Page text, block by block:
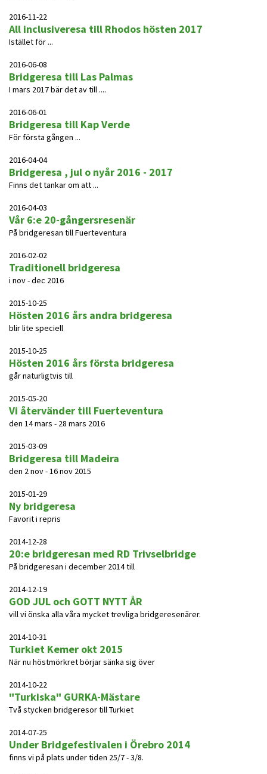
2016-11-22
All inclusiveresa till Rhodos hösten 2017
Istället för ...
2016-06-08
Bridgeresa till Las Palmas
I mars 2017 bär det av till ....
2016-06-01
Bridgeresa till Kap Verde
För första gången ...
2016-04-04
Bridgeresa , jul o nyår 2016 - 2017
Finns det tankar om att ...
2016-04-03
Vår 6:e 20-gångersresenär
På bridgeresan till Fuerteventura
2016-02-02
Traditionell bridgeresa
i nov - dec 2016
2015-10-25
Hösten 2016 års andra bridgeresa
blir lite speciell
2015-10-25
Hösten 2016 års första bridgeresa
går naturligtvis till
2015-05-20
Vi återvänder till Fuerteventura
den 14 mars - 28 mars 2016
2015-03-09
Bridgeresa till Madeira
den 2 nov - 16 nov 2015
2015-01-29
Ny bridgeresa
Favorit i repris
2014-12-28
20:e bridgeresan med RD Trivselbridge
På bridgeresan i december 2014 till
2014-12-19
GOD JUL och GOTT NYTT ÅR
vill vi önska alla våra mycket trevliga bridgeresenärer.
2014-10-31
Turkiet Kemer okt 2015
När nu höstmörkret börjar sänka sig över
2014-10-22
"Turkiska" GURKA-Mästare
Två stycken bridgeresor till Turkiet
2014-07-25
Under Bridgefestivalen i Örebro 2014
finns vi på plats under tiden 25/7 - 3/8.